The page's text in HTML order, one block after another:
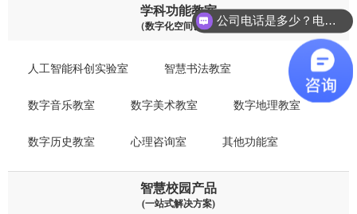
学科功能教室
（数字化空间设计）
人工智能科创实验室 智慧书法教室
数字音乐教室 数字美术教室 数字地理教室
数字历史教室 心理咨询室 其他功能室
智慧校园产品
(一站式解决方案)
公司电话是多少？电话：0769-22710130